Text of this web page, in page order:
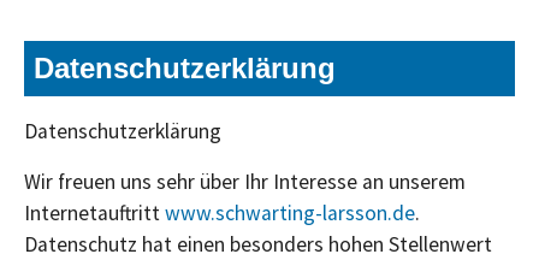
Datenschutzerklärung
Datenschutzerklärung
Wir freuen uns sehr über Ihr Interesse an unserem
Internetauftrittwww.schwarting-larsson.de.
Datenschutz hat einen besonders hohen Stellenwert